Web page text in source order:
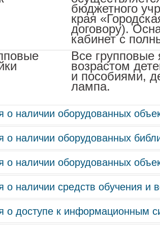
бюджетного
края
договору).
кабинет с
Все групповые
возрастом
и пособиями,
лампа.
о наличии оборудованных
о наличии оборудованных
оборудована в
Методическая
воспитание»,
«Справочная
о наличии оборудованных
и укрепление
физических качеств и
объекты
о наличии средств обучения и
обучения наряду с
о доступе к информационным